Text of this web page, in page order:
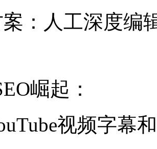
：人工深度编
崛起：
视频字幕